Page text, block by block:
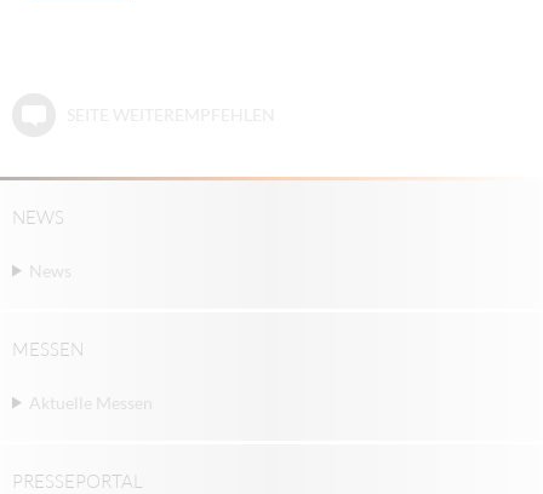
NEWS
News
MESSEN
Aktuelle Messen
PRESSEPORTAL